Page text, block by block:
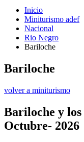
Inicio
Miniturismo adef
Nacional
Rio Negro
Bariloche
Bariloche
volver a miniturismo
Bariloche y los
Octubre- 2026